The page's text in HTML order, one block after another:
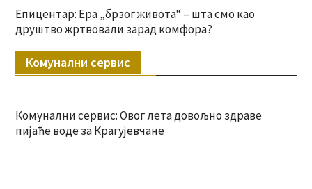
Епицентар: Ера „брзог живота“ – шта смо као
друштво жртвовали зарад комфора?
Комунални сервис
Комунални сервис: Овог лета довољно здраве
пијаће воде за Крагујевчане